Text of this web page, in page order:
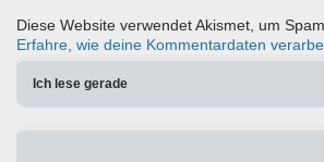
Diese Website verwendet Akismet, um
Erfahre, wie deine Kommentardaten
Ich lese gerade